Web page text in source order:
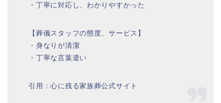
・丁寧に対応し、わかりやすかった
【葬儀スタッフの態度、サービス】
・身なりが清潔
・丁寧な言葉遣い
引用：心に残る家族葬公式サイト